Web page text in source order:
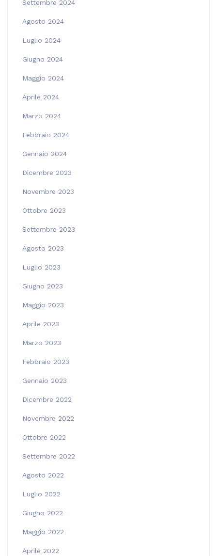
Settembre 2024
Agosto 2024
Luglio 2024
Giugno 2024
Maggio 2024
Aprile 2024
Marzo 2024
Febbraio 2024
Gennaio 2024
Dicembre 2023
Novembre 2023
Ottobre 2023
Settembre 2023
Agosto 2023
Luglio 2023
Giugno 2023
Maggio 2023
Aprile 2023
Marzo 2023
Febbraio 2023
Gennaio 2023
Dicembre 2022
Novembre 2022
Ottobre 2022
Settembre 2022
Agosto 2022
Luglio 2022
Giugno 2022
Maggio 2022
Aprile 2022